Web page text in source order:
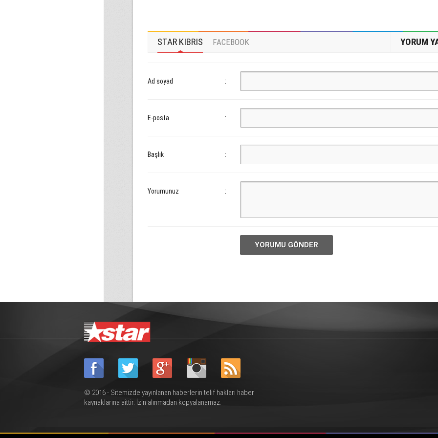
STAR KIBRIS FACEBOOK YORUM
Ad soyad :
E-posta :
Başlık :
Yorumunuz :
YORUMU GÖNDER
© 2016 - Sitemizde yayınlanan haberlerin telif hakları haber
kaynaklarına aittir. İzin alınmadan kopyalanamaz.